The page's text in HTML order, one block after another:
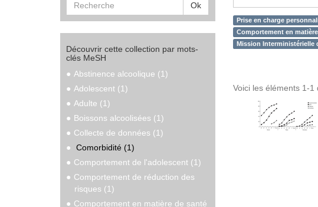
Ok
Découvrir cette collection par mots-
clés MeSH
Abstinence alcoolique (1)
Adolescent (1)
Adulte (1)
Boissons alcoolisées (1)
Collecte de données (1)
Comorbidité (1)
Comportement de l'adolescent (1)
Comportement de réduction des
risques (1)
Comportement en matière de santé
Prise en charge
Comportement en
Mission Interministérielle
Voici les éléments 1-1